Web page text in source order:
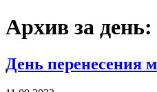
Архив за день:
День перенесения